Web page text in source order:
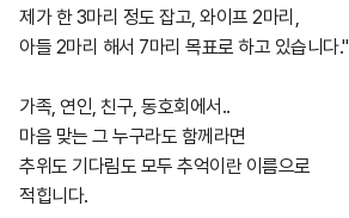
제가 한 3마리 정도 잡고, 와이프 2마리,
아들 2마리 해서 7마리 목표로 하고 있습니다."
가족, 연인, 친구, 동호회에서..
마음 맞는 그 누구라도 함께라면
추위도 기다림도 모두 추억이란 이름으로
적힙니다.